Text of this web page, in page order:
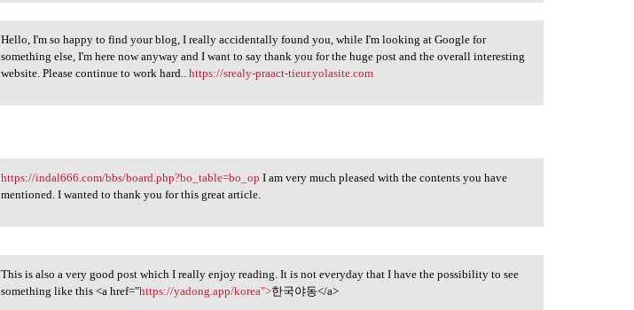
Hello, I'm so happy to find
Hello, I'm so happy to find your blog, I really accidentally found you, while I'm looking at Google for
something else, I'm here now anyway and I want to say thank you for the huge post and the overall interesting
website. Please continue to work hard..https://srealy-praact-tieur.yolasite.com
https://indal666.com/bbs
https://indal666.com/bbs/board.php?bo_table=bo_op I am very much pleased with the contents you have
mentioned. I wanted to thank you for this great article.
This is also a very good post
This is also a very good post which I really enjoy reading. It is not everyday that I have the possibility to see
something like this <a href="https://yadong.app/korea">한국야동</a>